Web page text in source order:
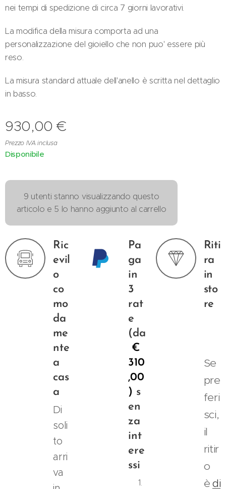
nei tempi di spedizione di circa 7 giorni lavorativi.
La modifica della misura comporta ad una
personalizzazione del gioiello che non puo' essere più
reso.
La misura standard attuale dell'anello è scritta nel dettaglio
in basso.
930,00 €
Prezzo IVA inclusa
Disponibile
9 utenti stanno visualizzando questo
articolo e 5 lo hanno aggiunto al carrello
Ric
evil
o
co
mo
da
me
nte
a
cas
a
Di
soli
to
arri
va
Pa
ga
in
3
rat
e
(da
€
310
,00
) s
en
za
int
ere
ssi
Riti
ra
in
sto
re
Se
pre
feri
sci,
il
ritir
o
èdi